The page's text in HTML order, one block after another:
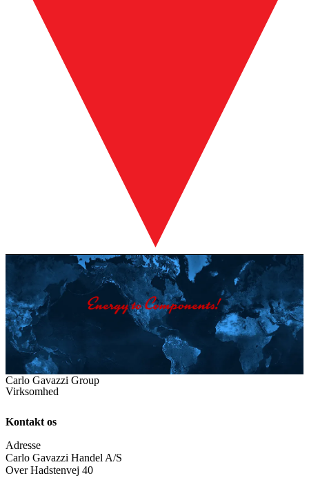
Carlo Gavazzi Group
Virksomhed
Kontakt os
Adresse
Carlo Gavazzi Handel A/S
Over Hadstenvej 40